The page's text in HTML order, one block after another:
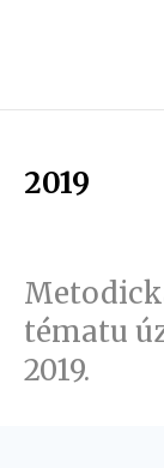
2019
tématu
2019.